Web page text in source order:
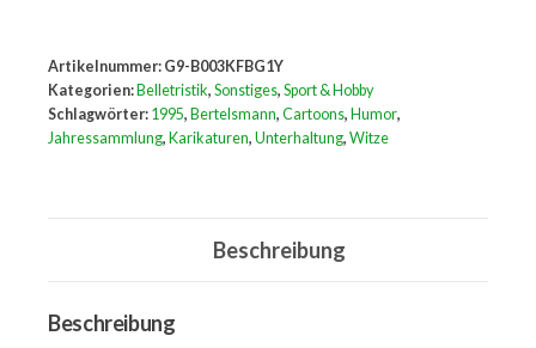
Cartoons
des
Jahres
Artikelnummer: G9-B003KFBG1Y
Kategorien: Belletristik, Sonstiges, Sport & Hobby
Schlagwörter: 1995, Bertelsmann, Cartoons, Humor,
Jahressammlung, Karikaturen, Unterhaltung, Witze
Beschreibung
Beschreibung